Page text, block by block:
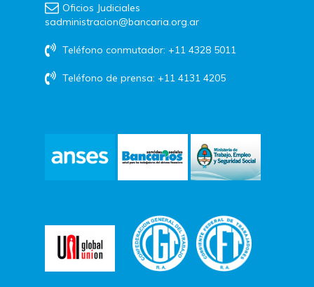
Oficios Judiciales
sadministracion@bancaria.org.ar
Teléfono conmutador: +11 4328 5011
Teléfono de prensa: +11 4131 4205